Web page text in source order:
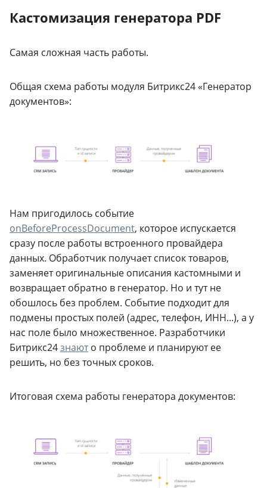
Кастомизация генератора PDF
Самая сложная часть работы.
Общая схема работы модуля Битрикс24 «Генератор
документов»:
Нам пригодилось событие
onBeforeProcessDocument, которое испускается
сразу после работы встроенного провайдера
данных. Обработчик получает список товаров,
заменяет оригинальные описания кастомными и
возвращает обратно в генератор. Но и тут не
обошлось без проблем. Событие подходит для
подмены простых полей (адрес, телефон, ИНН...), а у
нас поле было множественное. Разработчики
Битрикс24знаюто проблеме и планируют ее
решить, но без точных сроков.
Итоговая схема работы генератора документов: